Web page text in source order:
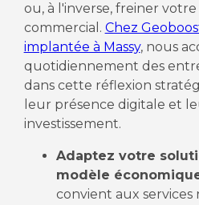
ou, à l'inverse, freiner
commercial. Chez
implantée à Massy, nous
quotidiennement des
dans cette réflexion
leur présence digitale et
investissement.
Adaptez votre
modèle
convient aux services